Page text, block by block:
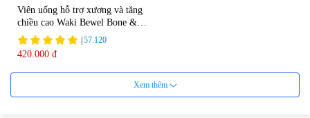
Viên uống hỗ trợ xương và tăng
chiều cao Waki Bewel Bone &
Calcium
57.120
420.000 đ
Xem thêm